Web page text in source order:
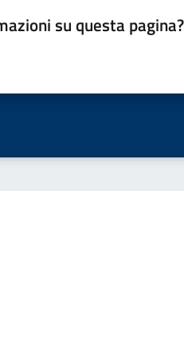
su questa pagina?